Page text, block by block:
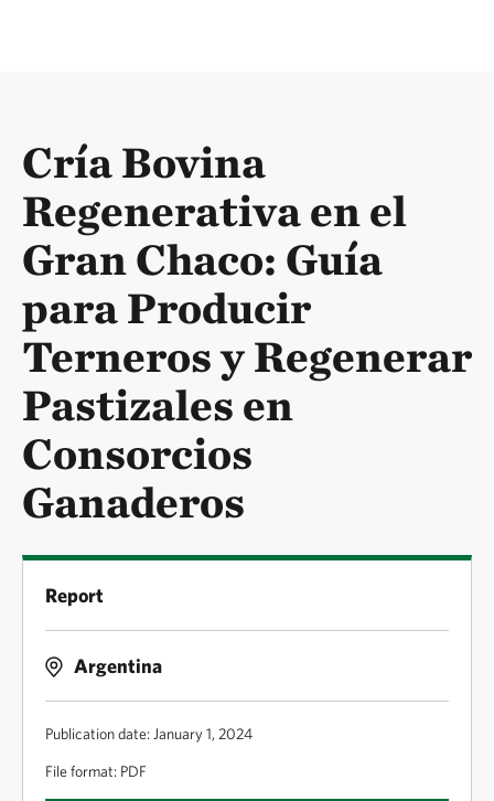
Cría Bovina
Regenerativa en el
Gran Chaco: Guía
para Producir
Terneros y Regenerar
Pastizales en
Consorcios
Ganaderos
Report
Argentina
Publication date: January 1, 2024
File format: PDF